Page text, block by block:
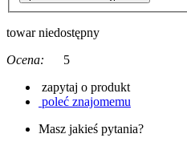
towar niedostępny
Ocena:
5
zapytaj o produkt
poleć znajomemu
Masz jakieś pytania?